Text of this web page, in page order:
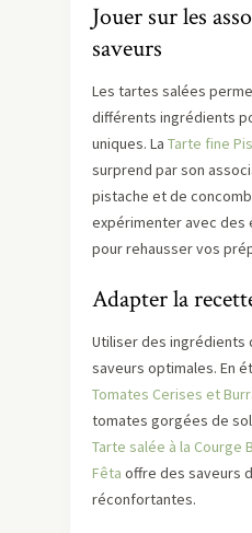
Jouer sur les
saveurs
Les tartes salées
différents ingrédients
uniques. La Tarte fine
surprend par son
pistache et de
expérimenter avec des
pour rehausser vos
Adapter la
Utiliser des ingrédients
saveurs optimales. En
Tomates Cerises et
tomates gorgées de
Tarte salée à la
Fêta offre des saveurs
réconfortantes.